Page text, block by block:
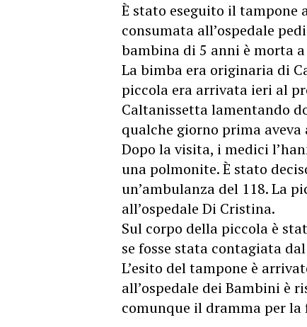
È stato eseguito il tampone
consumata all’ospedale
bambina di 5 anni è morta
La bimba era originaria di
piccola era arrivata ieri al
Caltanissetta lamentando
qualche giorno prima
Dopo la visita, i medici
una polmonite. È stato
un’ambulanza del 118. La
all’ospedale Di Cristina.
Sul corpo della piccola è
se fosse stata contagiata
L’esito del tampone è
all’ospedale dei Bambini è
comunque il dramma per la